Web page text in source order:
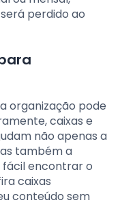
perdido ao
organização pode
caixas e
não apenas a
também a
encontrar o
caixas
conteúdo sem